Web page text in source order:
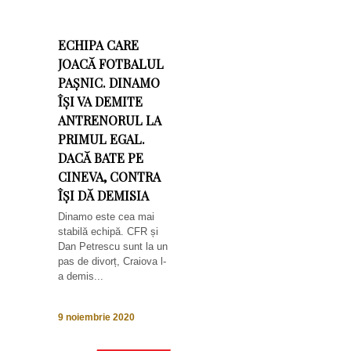
ECHIPA CARE
JOACĂ FOTBALUL
PAȘNIC. DINAMO
ÎȘI VA DEMITE
ANTRENORUL LA
PRIMUL EGAL.
DACĂ BATE PE
CINEVA, CONTRA
ÎȘI DĂ DEMISIA
Dinamo este cea mai
stabilă echipă. CFR și
Dan Petrescu sunt la un
pas de divorț, Craiova l-
a demis...
9 noiembrie 2020